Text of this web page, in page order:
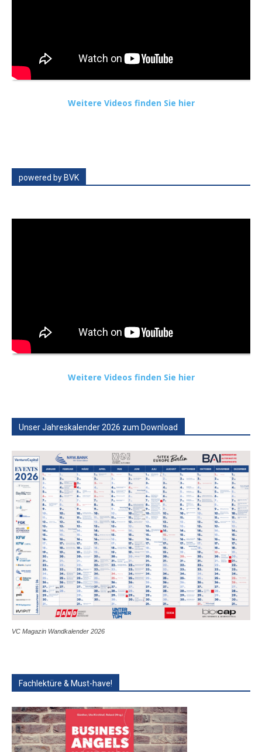
Weitere Videos finden Sie hier
powered by BVK
Weitere Videos finden Sie hier
Unser Jahreskalender 2026 zum Download
VC Magazin Wandkalender 2026
Fachlektüre & Must-have!